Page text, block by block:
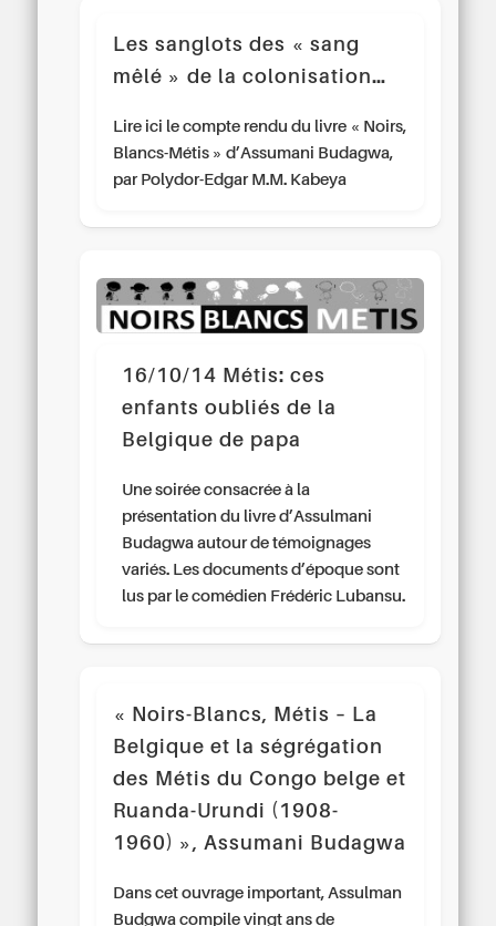
Les sanglots des « sang
mêlé » de la colonisation…
Lire ici le compte rendu du livre « Noirs,
Blancs-Métis » d’Assumani Budagwa,
par Polydor-Edgar M.M. Kabeya
16/10/14 Métis: ces
enfants oubliés de la
Belgique de papa
Une soirée consacrée à la
présentation du livre d’Assulmani
Budagwa autour de témoignages
variés. Les documents d’époque sont
lus par le comédien Frédéric Lubansu.
« Noirs-Blancs, Métis – La
Belgique et la ségrégation
des Métis du Congo belge et
Ruanda-Urundi (1908-
1960) », Assumani Budagwa
Dans cet ouvrage important, Assulman
Budgwa compile vingt ans de